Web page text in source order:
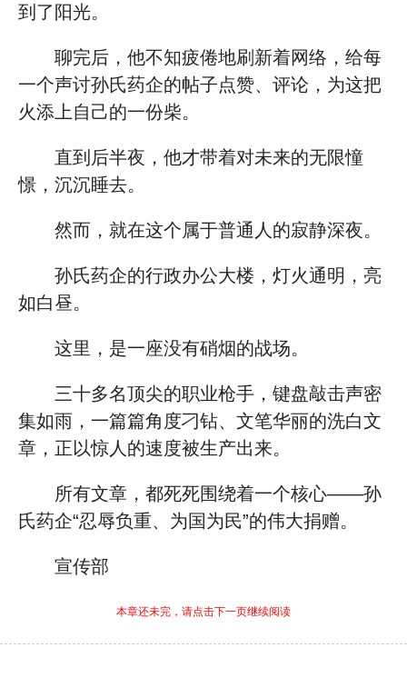
到了阳光。
聊完后，他不知疲倦地刷新着网络，给每
一个声讨孙氏药企的帖子点赞、评论，为这把
火添上自己的一份柴。
直到后半夜，他才带着对未来的无限憧
憬，沉沉睡去。
然而，就在这个属于普通人的寂静深夜。
孙氏药企的行政办公大楼，灯火通明，亮
如白昼。
这里，是一座没有硝烟的战场。
三十多名顶尖的职业枪手，键盘敲击声密
集如雨，一篇篇角度刁钻、文笔华丽的洗白文
章，正以惊人的速度被生产出来。
所有文章，都死死围绕着一个核心——孙
氏药企“忍辱负重、为国为民”的伟大捐赠。
宣传部
本章还未完，请点击下一页继续阅读